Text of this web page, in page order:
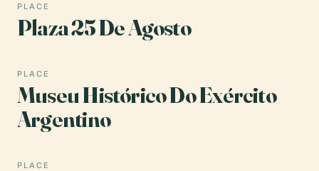
PLACE
Plaza 25 De Agosto
PLACE
Museu Histórico Do Exército
Argentino
PLACE